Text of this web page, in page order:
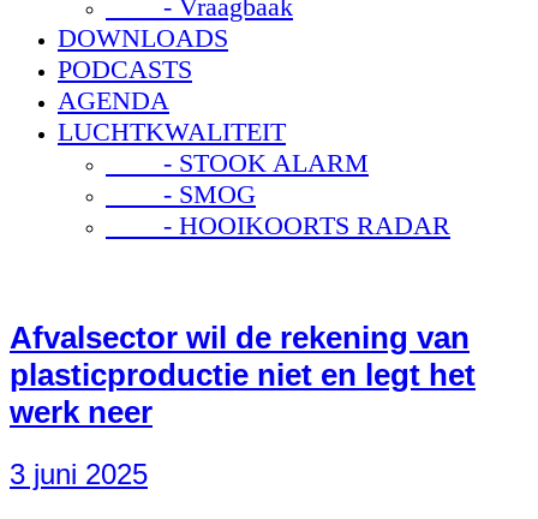
- Vraagbaak
DOWNLOADS
PODCASTS
AGENDA
LUCHTKWALITEIT
- STOOK ALARM
- SMOG
- HOOIKOORTS RADAR
Afvalsector wil de rekening van
plasticproductie niet en legt het
werk neer
3 juni 2025